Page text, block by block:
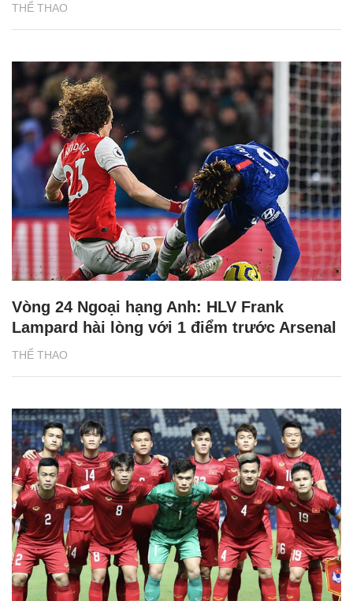
THỂ THAO
THỂ THAO
Vòng 24 Ngoại hạng Anh: HLV Frank
Lampard hài lòng với 1 điểm trước Arsenal